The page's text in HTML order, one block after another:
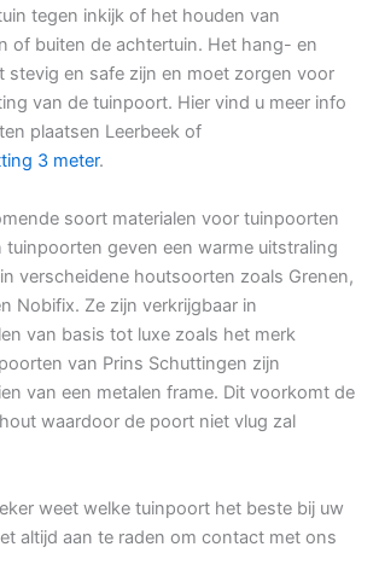
tegen inkijk of het houden van
of buiten de achtertuin. Het hang- en
stevig en safe zijn en moet zorgen voor
van de tuinpoort. Hier vind u meer info
plaatsen Leerbeek of
3 meter.
soort materialen voor tuinpoorten
tuinpoorten geven een warme uitstraling
verscheidene houtsoorten zoals Grenen,
Nobifix. Ze zijn verkrijgbaar in
van basis tot luxe zoals het merk
van Prins Schuttingen zijn
van een metalen frame. Dit voorkomt de
waardoor de poort niet vlug zal
weet welke tuinpoort het beste bij uw
altijd aan te raden om contact met ons